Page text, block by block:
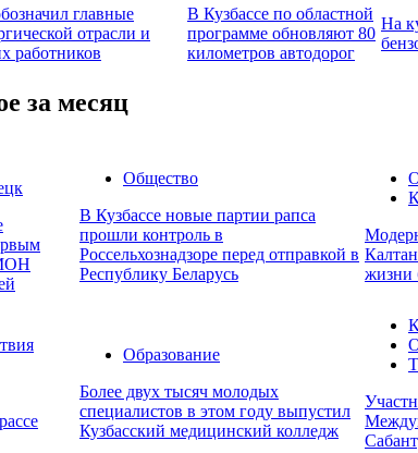
главные
отрасли и
работников
В Кузбассе по областной
программе обновляют 80
километров автодорог
На
за месяц
Общество
В Кузбассе новые партии рапса
прошли контроль в
Россельхознадзоре перед отправкой в
Республику Беларусь
жизни
Образование
Более двух тысяч молодых
специалистов в этом году выпустил
Кузбасский медицинский колледж